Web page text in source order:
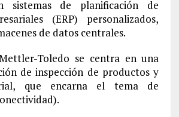
sistemas de planificación de
(ERP) personalizados,
de datos centrales.
Toledo se centra en una
de inspección de productos y
que encarna el tema de